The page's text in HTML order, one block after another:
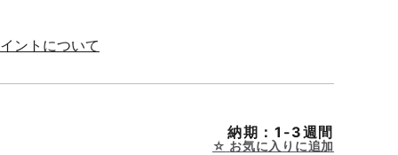
ントについて
納期：1-3週間
お気に入りに追加